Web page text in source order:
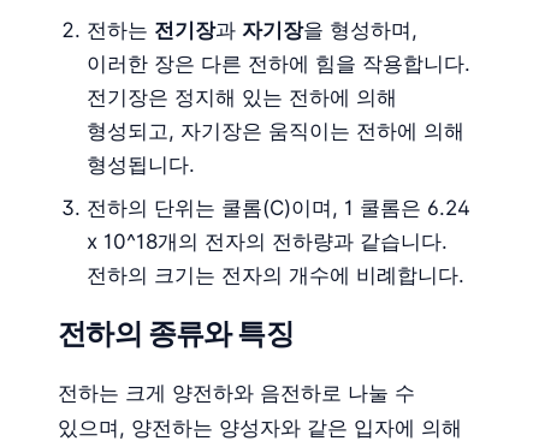
전하는 전기장과 자기장을 형성하며,
이러한 장은 다른 전하에 힘을 작용합니다.
전기장은 정지해 있는 전하에 의해
형성되고, 자기장은 움직이는 전하에 의해
형성됩니다.
전하의 단위는 쿨롬(C)이며, 1 쿨롬은 6.24
x 10^18개의 전자의 전하량과 같습니다.
전하의 크기는 전자의 개수에 비례합니다.
전하의 종류와 특징
전하는 크게 양전하와 음전하로 나눌 수
있으며, 양전하는 양성자와 같은 입자에 의해